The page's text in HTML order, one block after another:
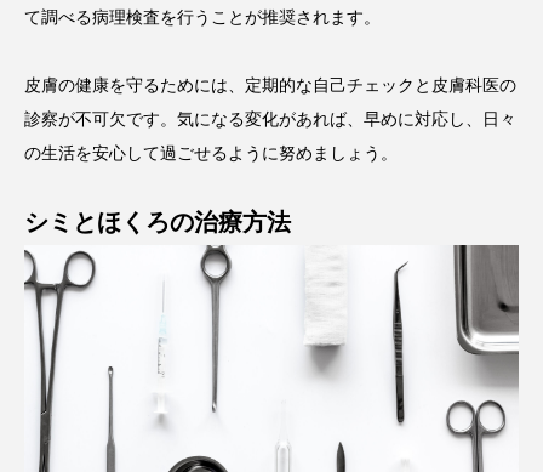
て調べる病理検査を行うことが推奨されます。
皮膚の健康を守るためには、定期的な自己チェックと皮膚科医の
診察が不可欠です。気になる変化があれば、早めに対応し、日々
の生活を安心して過ごせるように努めましょう。
シミとほくろの治療方法